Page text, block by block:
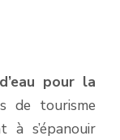
pour la
de tourisme
à s’épanouir